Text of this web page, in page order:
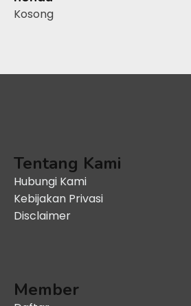
Kosong
Tentang Kami
Hubungi Kami
Kebijakan Privasi
Disclaimer
Member